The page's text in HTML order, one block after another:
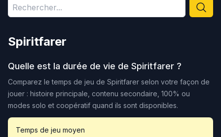
Spiritfarer
Quelle est la durée de vie de Spiritfarer ?
Comparez le temps de jeu de Spiritfarer selon votre façon de
jouer : histoire principale, contenu secondaire, 100% ou
modes solo et coopératif quand ils sont disponibles.
Temps de jeu moyen